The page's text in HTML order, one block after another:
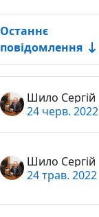
Останнє
повідомлення
Шило Сергій
24 черв. 2022
Шило Сергій
24 трав. 2022